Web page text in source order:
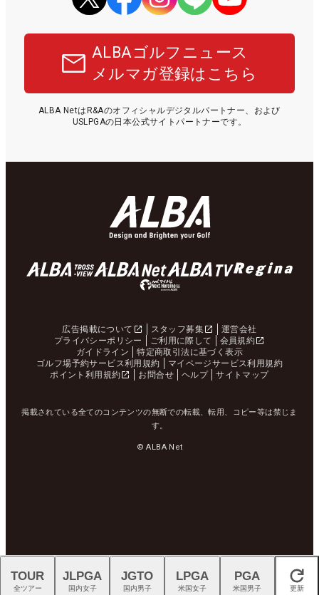
ALBAゴルフニュース
メルマガ登録はこちら
ALBA NetはR&Aのオフィシャルデジタルパートナー、および
USLPGAの日本公式サイトパートナーです。
広告掲載について スタッフ募集
運営会社
プライバシーポリシー
ご利用に際して
会員規約
ガイドライン
特定商取引法に基づく表示
ゴルフ場予約サービス利用規約
マイページサービス利用規約
ポイント利用規約
お問合せ ヘルプ サイトマップ
掲載されている全てのコンテンツの無断での転載、転用、コピー等は禁じま
す。
© ALBA Net
閉じる
TOUR
全ツアー
JLPGA
国内女子
JGTO
国内男子
LPGA
米国女子
PGA
米国男子 更新